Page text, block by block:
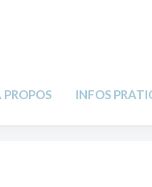
PROPOS INFOS